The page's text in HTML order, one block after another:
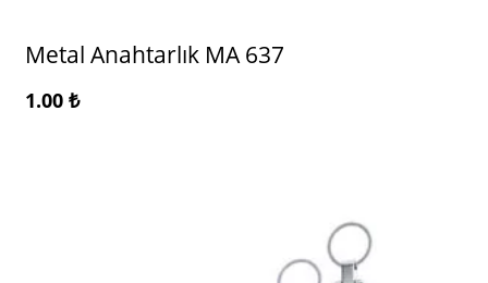
Metal Anahtarlık MA 637
1.00 ₺